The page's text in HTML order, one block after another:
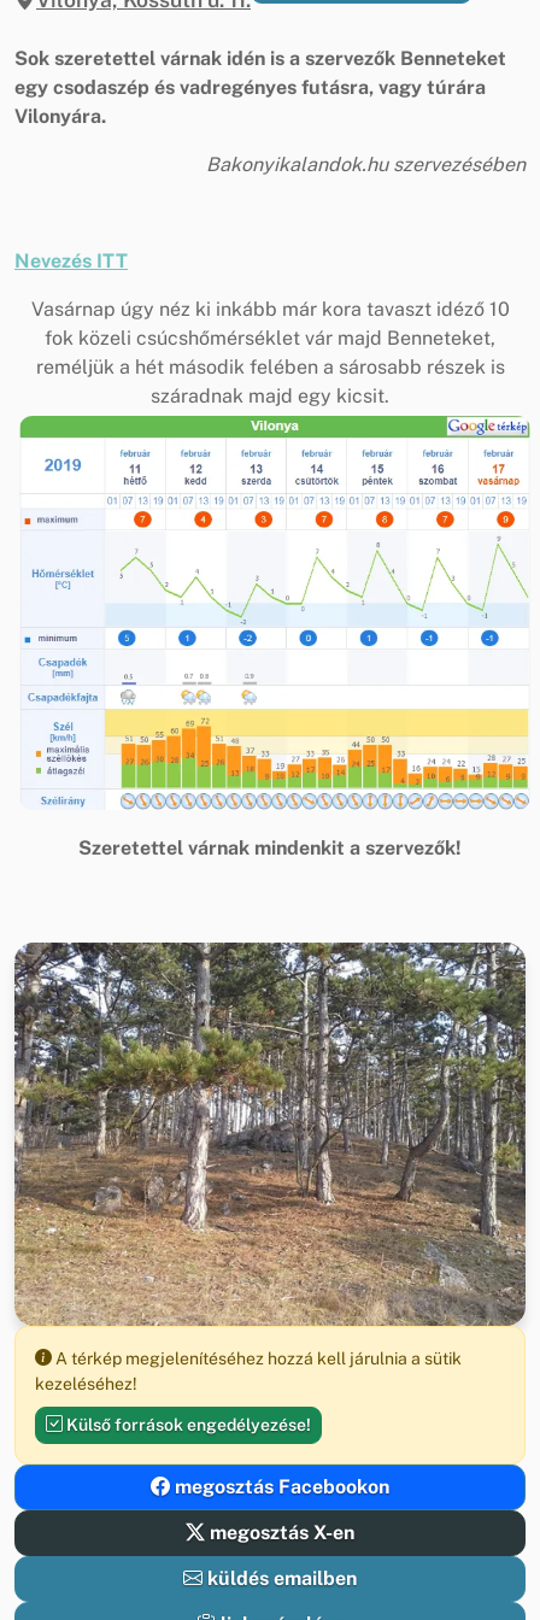
Sok szeretettel várnak idén is a szervezők Benneteket
egy csodaszép és vadregényes futásra, vagy túrára
Vilonyára.
Bakonyikalandok.hu szervezésében
Nevezés ITT
Vasárnap úgy néz ki inkább már kora tavaszt idéző 10
fok közeli csúcshőmérséklet vár majd Benneteket,
reméljük a hét második felében a sárosabb részek is
száradnak majd egy kicsit.
Szeretettel várnak mindenkit a szervezők!
A térkép megjelenítéséhez hozzá kell járulnia a sütik
kezeléséhez!
Külső források engedélyezése!
megosztás Facebookon
megosztás X-en
küldés emailben